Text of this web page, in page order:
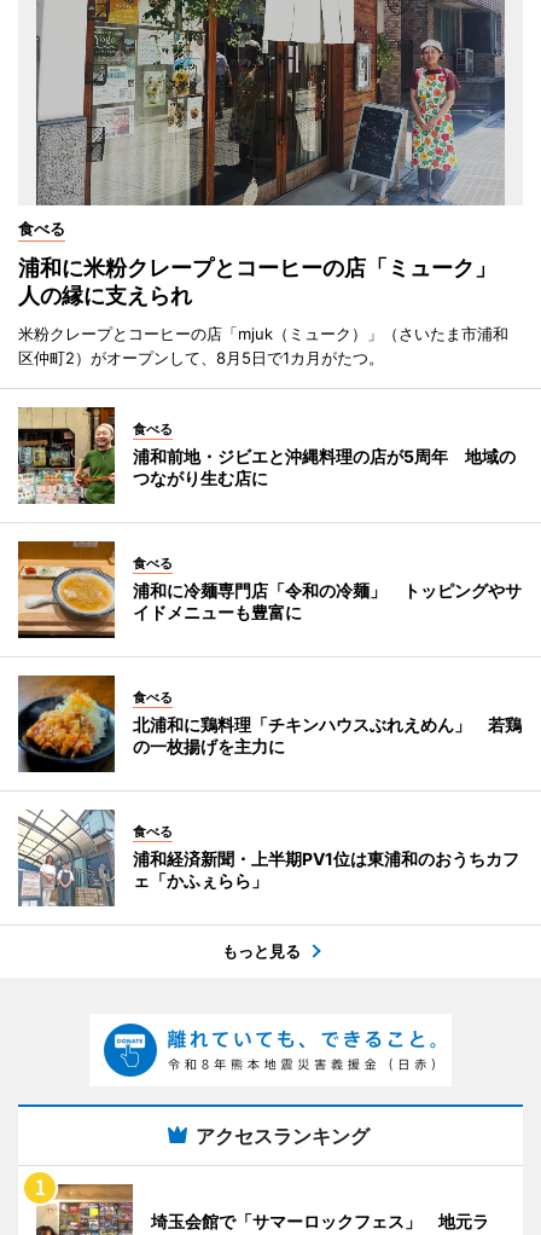
食べる
浦和に米粉クレープとコーヒーの店「ミューク」
人の縁に支えられ
米粉クレープとコーヒーの店「mjuk（ミューク）」（さいたま市浦和
区仲町2）がオープンして、8月5日で1カ月がたつ。
食べる
浦和前地・ジビエと沖縄料理の店が5周年 地域の
つながり生む店に
食べる
浦和に冷麺専門店「令和の冷麺」 トッピングやサ
イドメニューも豊富に
食べる
北浦和に鶏料理「チキンハウスぶれえめん」 若鶏
の一枚揚げを主力に
食べる
浦和経済新聞・上半期PV1位は東浦和のおうちカフ
ェ「かふぇらら」
もっと見る
アクセスランキング
埼玉会館で「サマーロックフェス」 地元ラ